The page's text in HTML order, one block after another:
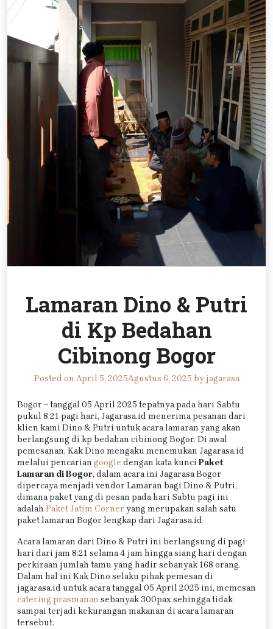
Lamaran Dino & Putri
di Kp Bedahan
Cibinong Bogor
Posted on April 5, 2025Agustus 6, 2025 by jagarasa
Bogor – tanggal 05 April 2025 tepatnya pada hari Sabtu
pukul 8:21 pagi hari, Jagarasa.id menerima pesanan dari
klien kami Dino & Putri untuk acara lamaran yang akan
berlangsung di kp bedahan cibinong Bogor. Di awal
pemesanan, Kak Dino mengaku menemukan Jagarasa.id
melalui pencarian google dengan kata kunci Paket
Lamaran di Bogor, dalam acara ini Jagarasa Bogor
dipercaya menjadi vendor Lamaran bagi Dino & Putri,
dimana paket yang di pesan pada hari Sabtu pagi ini
adalah Paket Jatim Corner yang merupakan salah satu
paket lamaran Bogor lengkap dari Jagarasa.id
Acara lamaran dari Dino & Putri ini berlangsung di pagi
hari dari jam 8:21 selama 4 jam hingga siang hari dengan
perkiraan jumlah tamu yang hadir sebanyak 168 orang.
Dalam hal ini Kak Dino selaku pihak pemesan di
jagarasa.id untuk acara tanggal 05 April 2025 ini, memesan
catering prasmanan sebanyak 300pax sehingga tidak
sampai terjadi kekurangan makanan di acara lamaran
tersebut.